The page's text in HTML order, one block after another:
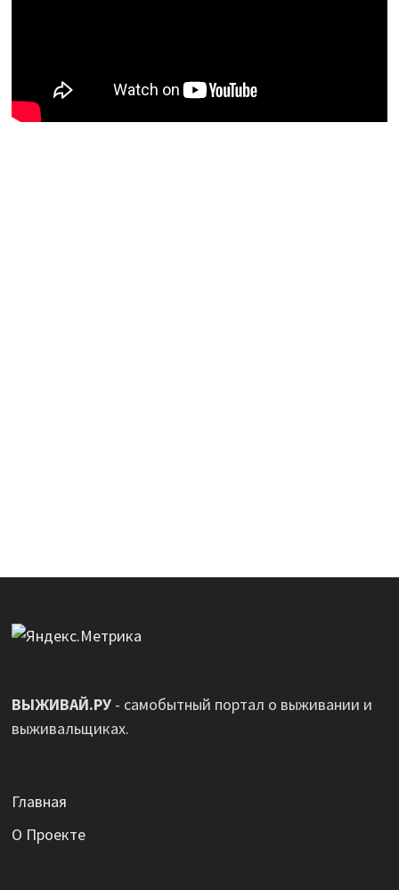
ВЫЖИВАЙ.РУ- самобытный портал о выживании и
выживальщиках.
Главная
О Проекте